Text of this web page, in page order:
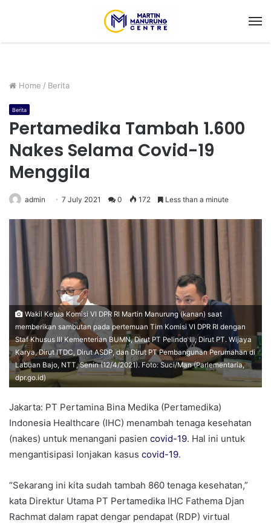
Home / Berita
Berita
Pertamedika Tambah 1.600
Nakes Selama Covid-19
Menggila
admin 7 July 2021 0 172 Less than a minute
Wakil Ketua Komisi VI DPR RI Martin Manurung (kanan) saat
memberikan sambutan pada pertemuan Tim Komisi VI DPR RI dengan
Staf Khusus III Kementerian BUMN, Dirut PT Pelindo III, Dirut PT. Wijaya
Karya, Dirut ITDC, Dirut ASDP, dan Dirut PT Pembangunan Perumahan di
Labuan Bajo, NTT, Senin (12/4/2021). Foto: Suci/Man (Parlementaria,
dpr.go.id)
Jakarta: PT Pertamina Bina Medika (Pertamedika)
Indonesia Healthcare (IHC) menambah tenaga kesehatan
(nakes) untuk menangani pasien covid-19. Hal ini untuk
mengantisipasi lonjakan kasus covid-19.
“Sekarang ini kita sudah tambah 860 tenaga kesehatan,”
kata Direktur Utama PT Pertamedika IHC Fathema Djan
Rachmat dalam rapat dengar pendapat (RDP) virtual